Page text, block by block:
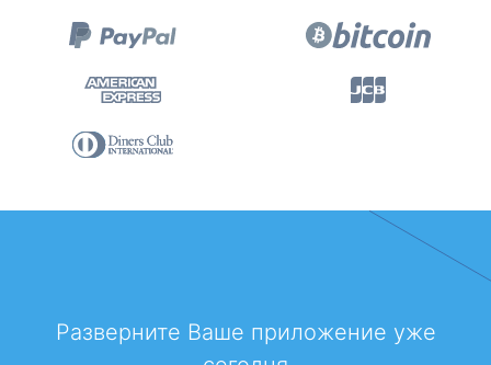
Разверните Ваше приложение уже